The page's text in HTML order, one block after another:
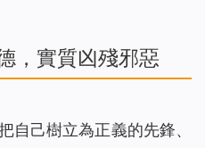
，實質凶殘邪惡
自己樹立為正義的先鋒、